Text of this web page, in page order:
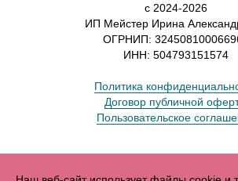
с 2024-2026
ИП Мейстер Ирина
ОГРНИП:
ИНН: 504793151574
Политика
Договор публичной
Пользовательское